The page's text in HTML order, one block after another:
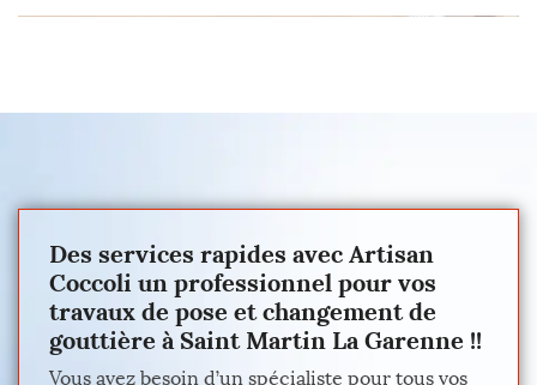
Des services rapides avec Artisan
Coccoli un professionnel pour vos
travaux de pose et changement de
gouttière à Saint Martin La Garenne !!
Vous avez besoin d’un spécialiste pour tous vos